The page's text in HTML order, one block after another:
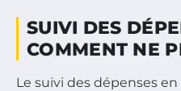
SUIVI DES
COMMENT NE
Le suivi des dépenses